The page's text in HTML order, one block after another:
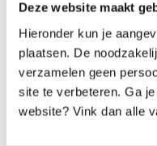
Deze website maakt
Hieronder kun je
plaatsen. De
verzamelen geen
site te verbeteren. Ga
website? Vink dan alle
door schuld
een
Dit moet
aangetoond.
• Schade
of